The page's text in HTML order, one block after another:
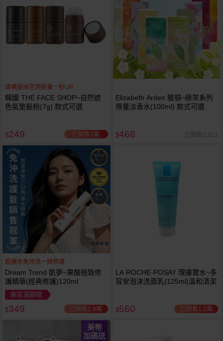
填補髮絲空洞髮量一秒UP
韓國 THE FACE SHOP~自然遮
色氣墊髮粉(7g) 款式可選
$249 已銷售3萬
Elizabeth Arden 雅頓~綠茶系列
限量淡香水(100ml) 款式可選
$468 已銷售5,811
超爆水免沖洗一抹修護
Dream Trend 凱夢~果酸極致修
護精華(經典修護)120ml
專區滿額贈
$349 已銷售1.9萬
LA ROCHE-POSAY 理膚寶水~多
容安泡沫洗面乳(125ml)溫和清潔
$560 已銷售1.2萬
美幣
加碼送